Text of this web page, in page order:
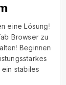
eine Lösung!
Browser zu
Beginnen
stabiles